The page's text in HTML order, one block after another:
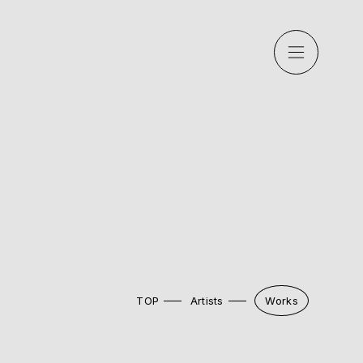
TOP Artists Works